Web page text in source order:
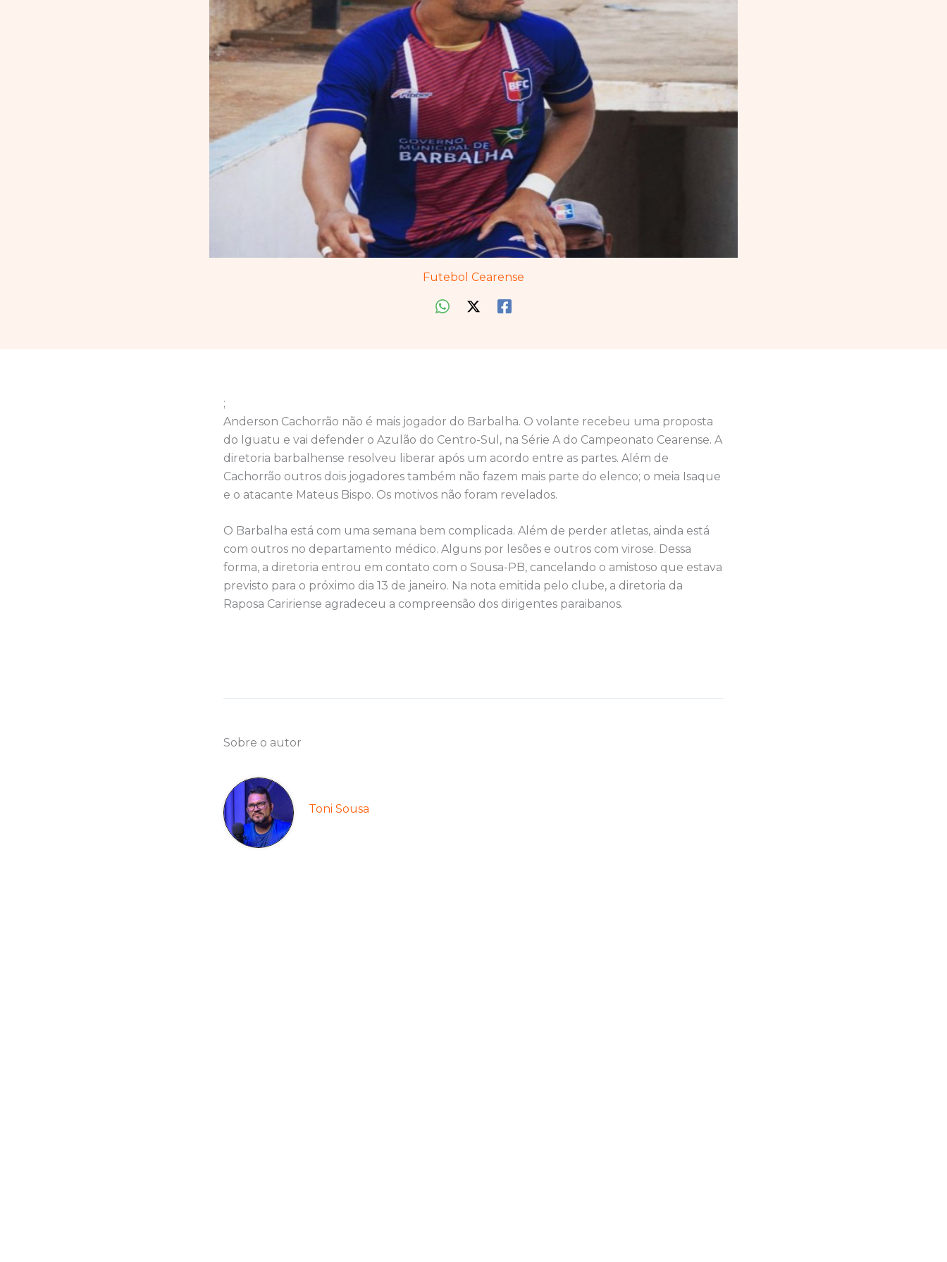
Futebol Cearense
;
Anderson Cachorrão não é mais jogador do Barbalha. O volante recebeu uma proposta
do Iguatu e vai defender o Azulão do Centro-Sul, na Série A do Campeonato Cearense. A
diretoria barbalhense resolveu liberar após um acordo entre as partes. Além de
Cachorrão outros dois jogadores também não fazem mais parte do elenco; o meia Isaque
e o atacante Mateus Bispo. Os motivos não foram revelados.
O Barbalha está com uma semana bem complicada. Além de perder atletas, ainda está
com outros no departamento médico. Alguns por lesões e outros com virose. Dessa
forma, a diretoria entrou em contato com o Sousa-PB, cancelando o amistoso que estava
previsto para o próximo dia 13 de janeiro. Na nota emitida pelo clube, a diretoria da
Raposa Caririense agradeceu a compreensão dos dirigentes paraibanos.
Sobre o autor
Toni Sousa